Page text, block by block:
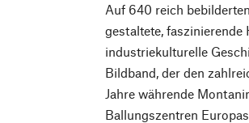
Auf 640 reich
gestaltete, faszinierende
industriekulturelle
Bildband, der den
Jahre währende
Ballungszentren